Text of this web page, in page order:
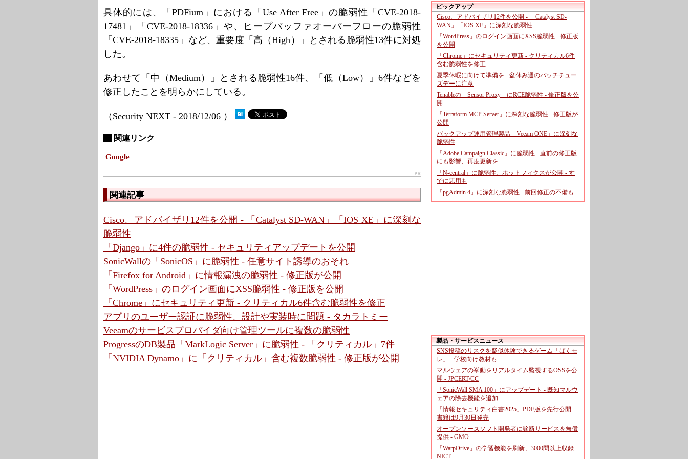
具体的には、「PDFium」における「Use After Free」の脆弱性「CVE-2018-
17481」「CVE-2018-18336」や、ヒープバッファオーバーフローの脆弱性
「CVE-2018-18335」など、重要度「高（High）」とされる脆弱性13件に対処
した。
あわせて「中（Medium）」とされる脆弱性16件、「低（Low）」6件などを
修正したことを明らかにしている。
（Security NEXT - 2018/12/06 ）
関連リンク
Google
PR
関連記事
Cisco、アドバイザリ12件を公開 - 「Catalyst SD-WAN」「IOS XE」に深刻な
脆弱性
「Django」に4件の脆弱性 - セキュリティアップデートを公開
SonicWallの「SonicOS」に脆弱性 - 任意サイト誘導のおそれ
「Firefox for Android」に情報漏洩の脆弱性 - 修正版が公開
「WordPress」のログイン画面にXSS脆弱性 - 修正版を公開
「Chrome」にセキュリティ更新 - クリティカル6件含む脆弱性を修正
アプリのユーザー認証に脆弱性、設計や実装時に問題 - タカラトミー
Veeamのサービスプロバイダ向け管理ツールに複数の脆弱性
ProgressのDB製品「MarkLogic Server」に脆弱性 - 「クリティカル」7件
「NVIDIA Dynamo」に「クリティカル」含む複数脆弱性 - 修正版が公開
ピックアップ
Cisco、アドバイザリ12件を公開 - 「Catalyst SD-
WAN」「IOS XE」に深刻な脆弱性
「WordPress」のログイン画面にXSS脆弱性 - 修正版
を公開
「Chrome」にセキュリティ更新 - クリティカル6件
含む脆弱性を修正
夏季休暇に向けて準備を - 盆休み週のパッチチュー
ズデーに注意
Tenableの「Sensor Proxy」にRCE脆弱性 - 修正版を公
開
「Terraform MCP Server」に深刻な脆弱性 - 修正版が
公開
バックアップ運用管理製品「Veeam ONE」に深刻な
脆弱性
「Adobe Campaign Classic」に脆弱性 - 直前の修正版
にも影響、再度更新を
「N-central」に脆弱性、ホットフィクスが公開 - す
でに悪用も
「pgAdmin 4」に深刻な脆弱性 - 前回修正の不備も
製品・サービスニュース
SNS投稿のリスクを疑似体験できるゲーム「ばくモ
レ」 - 学校向け教材も
マルウェアの挙動をリアルタイム監視するOSSを公
開 - JPCERT/CC
「SonicWall SMA 100」にアップデート - 既知マルウ
ェアの除去機能を追加
「情報セキュリティ白書2025」PDF版を先行公開 -
書籍は9月30日発売
オープンソースソフト開発者に診断サービスを無償
提供 - GMO
「WarpDrive」の学習機能を刷新、3000問以上収録 -
NICT